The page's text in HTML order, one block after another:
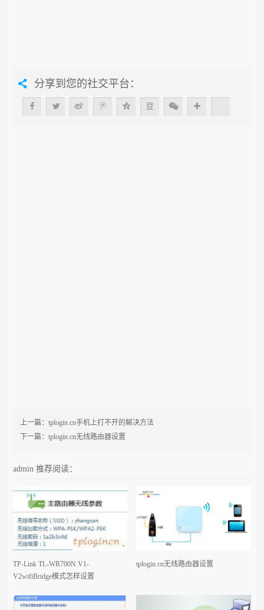
分享到您的社交平台：
上一篇：tplogin.cn手机上打不开的解决方法
下一篇：tplogin.cn无线路由器设置
admin推荐阅读：
TP-Link TL-WR700N V1-
V2wifiBridge模式怎样设置
tplogin.cn无线路由器设置